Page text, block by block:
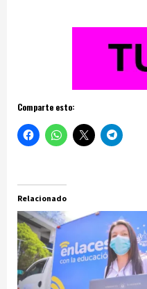
Comparte esto:
Relacionado